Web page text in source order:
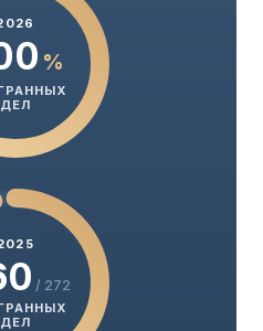
%
ДЕЛ
/ 272
ДЕЛ